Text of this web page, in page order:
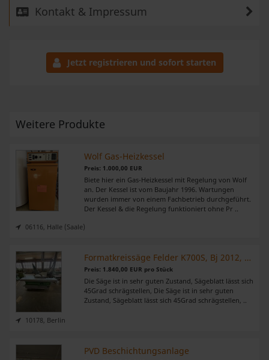
Kontakt & Impressum
Jetzt registrieren und sofort starten
Weitere Produkte
Wolf Gas-Heizkessel
Preis: 1.000,00 EUR
Biete hier ein Gas-Heizkessel mit Regelung von Wolf
an. Der Kessel ist vom Baujahr 1996. Wartungen
wurden immer von einem Fachbetrieb durchgeführt.
Der Kessel & die Regelung funktioniert ohne Pr ..
06116, Halle (Saale)
Formatkreissäge Felder K700S, Bj 2012, mit Auslegertisch
Preis: 1.840,00 EUR pro Stück
Die Säge ist in sehr guten Zustand, Sägeblatt lässt sich
45Grad schrägstellen, Die Säge ist in sehr guten
Zustand, Sägeblatt lässt sich 45Grad schrägstellen, ..
10178, Berlin
PVD Beschichtungsanlage